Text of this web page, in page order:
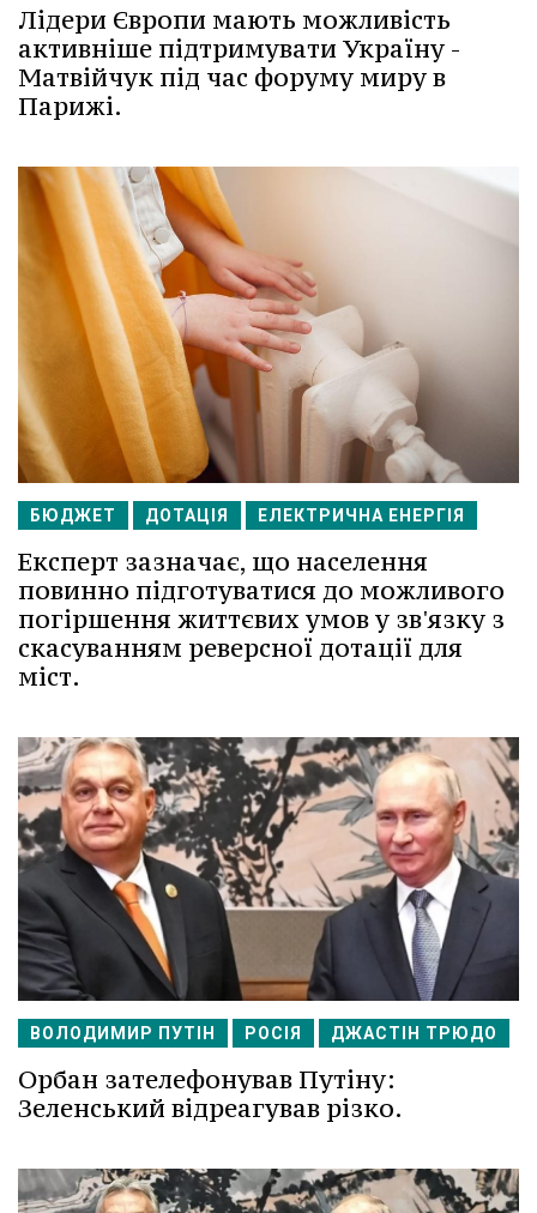
Лідери Європи мають можливість
активніше підтримувати Україну -
Матвійчук під час форуму миру в
Парижі.
БЮДЖЕТ ДОТАЦІЯ ЕЛЕКТРИЧНА ЕНЕРГІЯ
Експерт зазначає, що населення
повинно підготуватися до можливого
погіршення життєвих умов у зв'язку з
скасуванням реверсної дотації для
міст.
ВОЛОДИМИР ПУТІН РОСІЯ ДЖАСТІН ТРЮДО
Орбан зателефонував Путіну:
Зеленський відреагував різко.